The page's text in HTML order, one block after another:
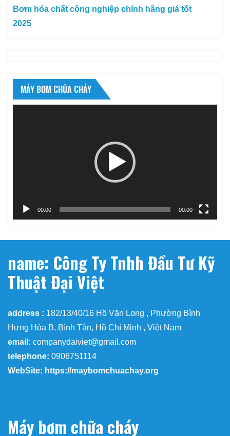
Bơm hóa chất công nghiệp chính hãng giá tốt
2025
MÁY BƠM CHỮA CHÁY
00:00 00:00
name: Công Ty Tnhh Đầu Tư Kỹ
Thuật Đại Việt
address : 182/13/40/16 Hồ Văn Long , Phường Bình
Hưng Hòa B, Bình Tân, Hồ Chí Minh , Việt Nam
email: companydaiviet@gmail.com
telephone: 0906751114
WebSite: https://maybomchuachay.org
Máy bơm chữa cháy